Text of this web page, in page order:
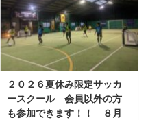
２０２６夏休み限定サッカ
ースクール 会員以外の方
も参加できます！！ ８月